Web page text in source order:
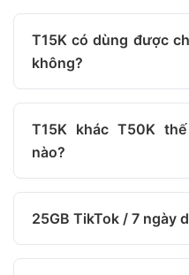
T15K có dùng được
không?
T15K khác T50K
nào?
25GB TikTok / 7 ngày